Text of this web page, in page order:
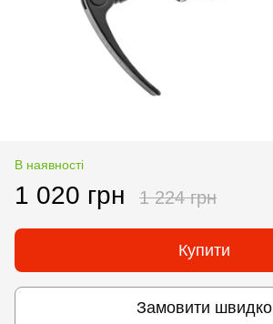
В наявності
1 020 грн 1 224 грн
Купити
Замовити швидко